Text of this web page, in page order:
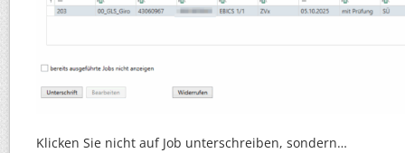
Klicken Sie nicht auf Job unterschreiben, sondern…